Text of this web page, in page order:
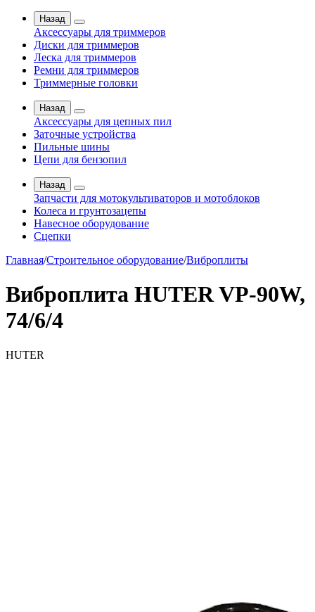
Назад
Аксессуары для триммеров
Диски для триммеров
Леска для триммеров
Ремни для триммеров
Триммерные головки
Назад
Аксессуары для цепных пил
Заточные устройства
Пильные шины
Цепи для бензопил
Назад
Запчасти для мотокультиваторов и мотоблоков
Колеса и грунтозацепы
Навесное оборудование
Сцепки
Главная/Строительное оборудование/Виброплиты
Виброплита HUTER VP-90W,
74/6/4
HUTER